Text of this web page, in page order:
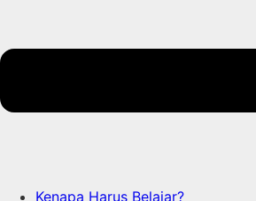
Kenapa Harus Belajar?